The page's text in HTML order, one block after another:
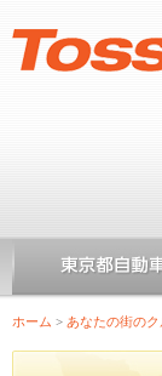
ホーム > あなたの街の